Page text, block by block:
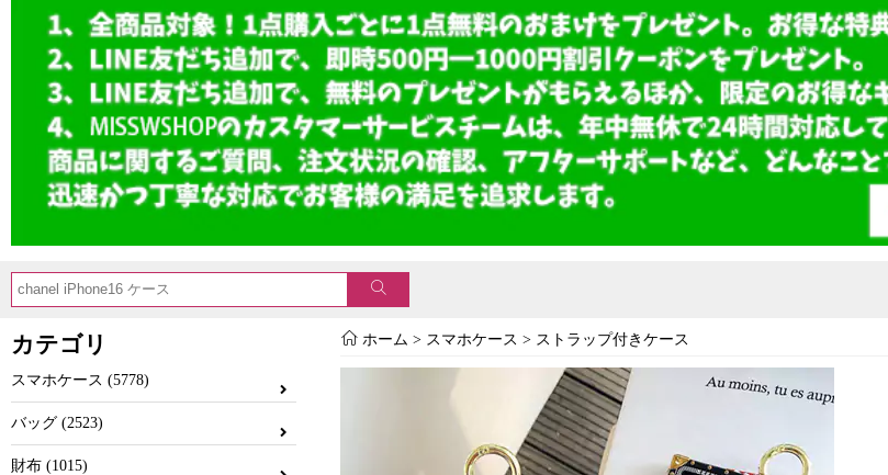
カテゴリ
スマホケース (5778)
バッグ (2523)
財布 (1015)
ホーム > スマホケース > ストラップ付きケース